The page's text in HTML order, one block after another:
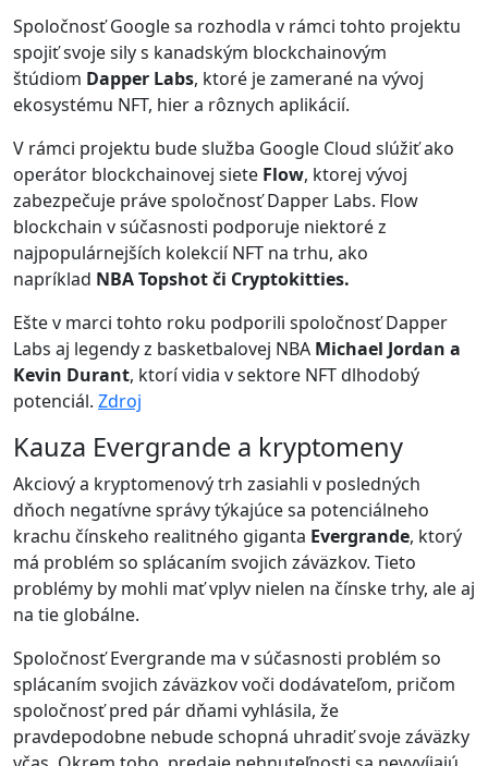
Spoločnosť Google sa rozhodla v rámci tohto projektu
spojiť svoje sily s kanadským blockchainovým
štúdiom Dapper Labs, ktoré je zamerané na vývoj
ekosystému NFT, hier a rôznych aplikácií.
V rámci projektu bude služba Google Cloud slúžiť ako
operátor blockchainovej siete Flow, ktorej vývoj
zabezpečuje práve spoločnosť Dapper Labs. Flow
blockchain v súčasnosti podporuje niektoré z
najpopulárnejších kolekcií NFT na trhu, ako
napríklad NBA Topshot či Cryptokitties.
Ešte v marci tohto roku podporili spoločnosť Dapper
Labs aj legendy z basketbalovej NBA Michael Jordan a
Kevin Durant, ktorí vidia v sektore NFT dlhodobý
potenciál. Zdroj
Kauza Evergrande a kryptomeny
Akciový a kryptomenový trh zasiahli v posledných
dňoch negatívne správy týkajúce sa potenciálneho
krachu čínskeho realitného giganta Evergrande, ktorý
má problém so splácaním svojich záväzkov. Tieto
problémy by mohli mať vplyv nielen na čínske trhy, ale aj
na tie globálne.
Spoločnosť Evergrande ma v súčasnosti problém so
splácaním svojich záväzkov voči dodávateľom, pričom
spoločnosť pred pár dňami vyhlásila, že
pravdepodobne nebude schopná uhradiť svoje záväzky